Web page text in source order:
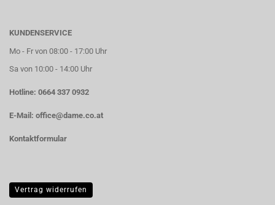
KUNDENSERVICE
Mo - Fr von 08:00 - 17:00 Uhr
Sa von 10:00 - 14:00 Uhr
Hotline: 0664 337 0932
E-Mail: office@dame.co.at
Kontaktformular
Vertrag widerrufen